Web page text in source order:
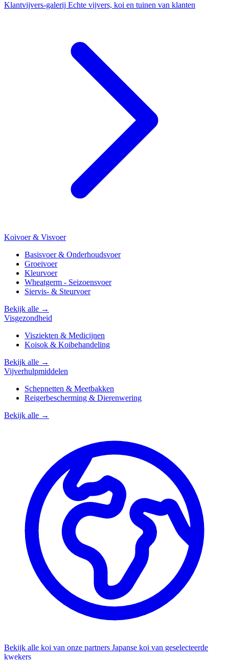
Klantvijvers-galerij Echte vijvers, koi en tuinen van klanten
Koivoer & Visvoer
Basisvoer & Onderhoudsvoer
Groeivoer
Kleurvoer
Wheatgerm - Seizoensvoer
Siervis- & Steurvoer
Bekijk alle →
Visgezondheid
Visziekten & Medicijnen
Koisok & Koibehandeling
Bekijk alle →
Vijverhulpmiddelen
Schepnetten & Meetbakken
Reigerbescherming & Dierenwering
Bekijk alle →
Bekijk alle koi van onze partners Japanse koi van geselecteerde
kwekers